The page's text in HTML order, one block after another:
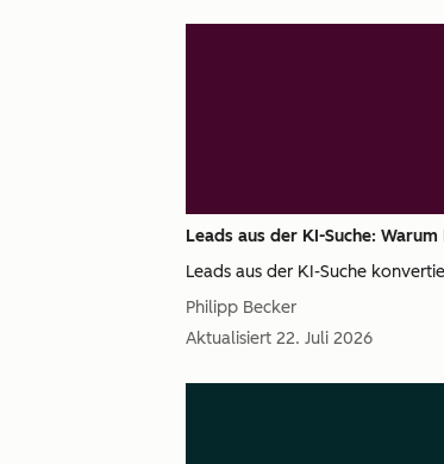
Leads aus der KI-Suche:
Leads aus der KI-Suche
Philipp Becker
Aktualisiert 22. Juli 2026